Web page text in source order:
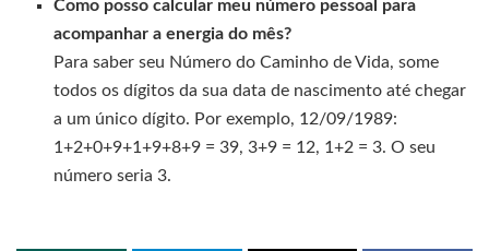
Como posso calcular meu número pessoal para
acompanhar a energia do mês?
Para saber seu Número do Caminho de Vida, some
todos os dígitos da sua data de nascimento até chegar
a um único dígito. Por exemplo, 12/09/1989:
1+2+0+9+1+9+8+9 = 39, 3+9 = 12, 1+2 = 3. O seu
número seria 3.